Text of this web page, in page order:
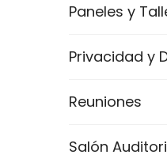
Paneles y
Privacidad y
Reuniones
Salón